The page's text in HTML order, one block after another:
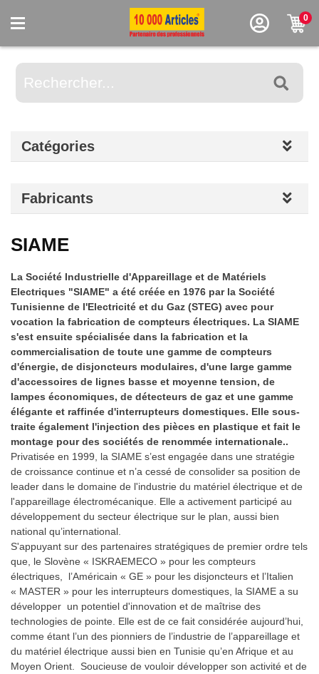
0
Catégories
Fabricants
SIAME
La Société Industrielle d'Appareillage et de Matériels
Electriques "SIAME" a été créée en 1976 par la Société
Tunisienne de l'Electricité et du Gaz (STEG) avec pour
vocation la fabrication de compteurs électriques. La SIAME
s'est ensuite spécialisée dans la fabrication et la
commercialisation de toute une gamme de compteurs
d'énergie, de disjoncteurs modulaires, d'une large gamme
d'accessoires de lignes basse et moyenne tension, de
lampes économiques, de détecteurs de gaz et une gamme
élégante et raffinée d'interrupteurs domestiques. Elle sous-
traite également l'injection des pièces en plastique et fait le
montage pour des sociétés de renommée internationale..
Privatisée en 1999, la SIAME s’est engagée dans une stratégie
de croissance continue et n’a cessé de consolider sa position de
leader dans le domaine de l'industrie du matériel électrique et de
l'appareillage électromécanique. Elle a activement participé au
développement du secteur électrique sur le plan, aussi bien
national qu’international.
S'appuyant sur des partenaires stratégiques de premier ordre tels
que, le Slovène « ISKRAEMECO » pour les compteurs
électriques, l’Américain « GE » pour les disjoncteurs et l’Italien
« MASTER » pour les interrupteurs domestiques, la SIAME a su
développer un potentiel d'innovation et de maîtrise des
technologies de pointe. Elle est de ce fait considérée aujourd’hui,
comme étant l’un des pionniers de l’industrie de l’appareillage et
du matériel électrique aussi bien en Tunisie qu’en Afrique et au
Moyen Orient. Soucieuse de vouloir développer son activité et de